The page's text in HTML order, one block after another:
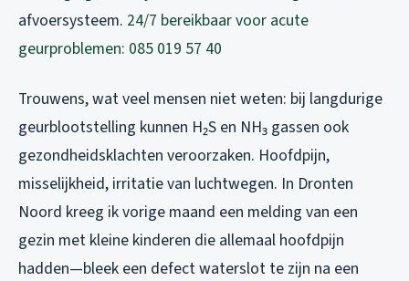
afvoersysteem. 24/7 bereikbaar voor acute
geurproblemen: 085 019 57 40
Trouwens, wat veel mensen niet weten: bij langdurige
geurblootstelling kunnen H₂S en NH₃ gassen ook
gezondheidsklachten veroorzaken. Hoofdpijn,
misselijkheid, irritatie van luchtwegen. In Dronten
Noord kreeg ik vorige maand een melding van een
gezin met kleine kinderen die allemaal hoofdpijn
hadden—bleek een defect waterslot te zijn na een